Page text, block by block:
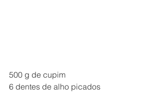
500 g de cupim
6 dentes de alho picados